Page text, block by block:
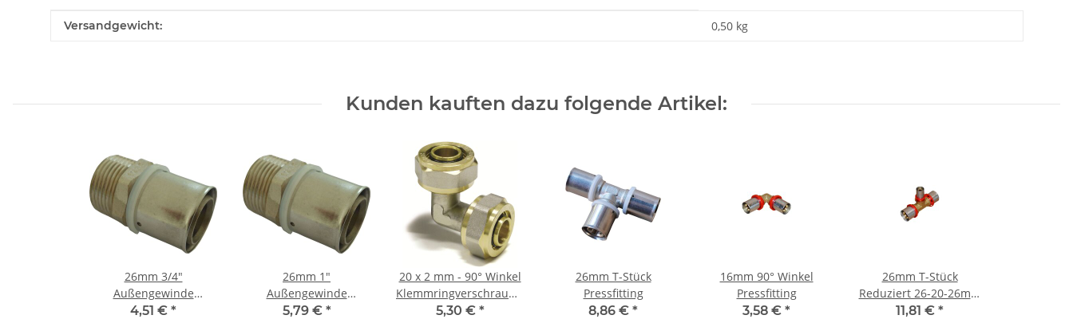
Produkteigenschaft
Wert
Versandgewicht: 0,50 kg
Kunden kauften dazu folgende Artikel:
26mm 3/4"
Außengewinde
Pressfitting
4,51 € *
26mm 1"
Außengewinde
Pressfitting
5,79 € *
20 x 2 mm - 90° Winkel
Klemmringverschraubung
DVGW
5,30 € *
26mm T-Stück
Pressfitting
8,86 € *
16mm 90° Winkel
Pressfitting
3,58 € *
26mm T-Stück
Reduziert 26-20-26mm
Pressfitting
11,81 € *